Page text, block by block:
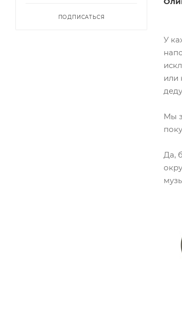
У
или
Мы
Да,
ПОДПИСАТЬСЯ